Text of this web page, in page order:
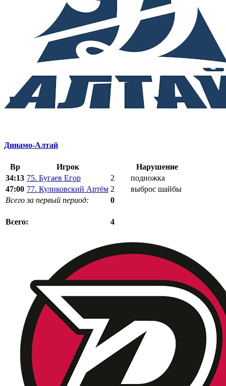
Динамо-Алтай
Вр Игрок
Нарушение
34:13 75. Бугаев Егор 2
подножка
47:00 77. Куликовский Артём 2
выброс шайбы
Всего за первый период:
0
Всего: 4